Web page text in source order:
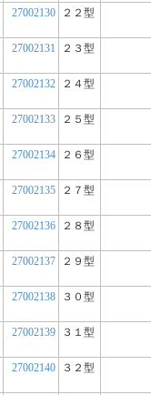
27002130 ２２型
27002131 ２３型
27002132 ２４型
27002133 ２５型
27002134 ２６型
27002135 ２７型
27002136 ２８型
27002137 ２９型
27002138 ３０型
27002139 ３１型
27002140 ３２型